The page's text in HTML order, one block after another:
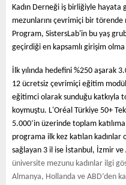
Kadın Derneği iş birliğiyle hayata
mezunlarını çevrimiçi bir
Program, SistersLab'in bu yaş
geçirdiği en kapsamlı girişim
İlk yılında hedefini %250 aşarak
12 ücretsiz çevrimiçi eğitim
eğitimci olarak sunduğu katkıyla
koymuştu. L'Oréal Türkiye 50+
5.000’in üzerinde toplam katılıma
programa ilk kez katılan kadınlar
sağlayan 3 il ise İstanbul, İzmir ve
üniversite mezunu kadınlar ilgi
Almanya, Hollanda ve ABD’den